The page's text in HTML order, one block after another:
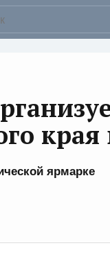
ярмарке